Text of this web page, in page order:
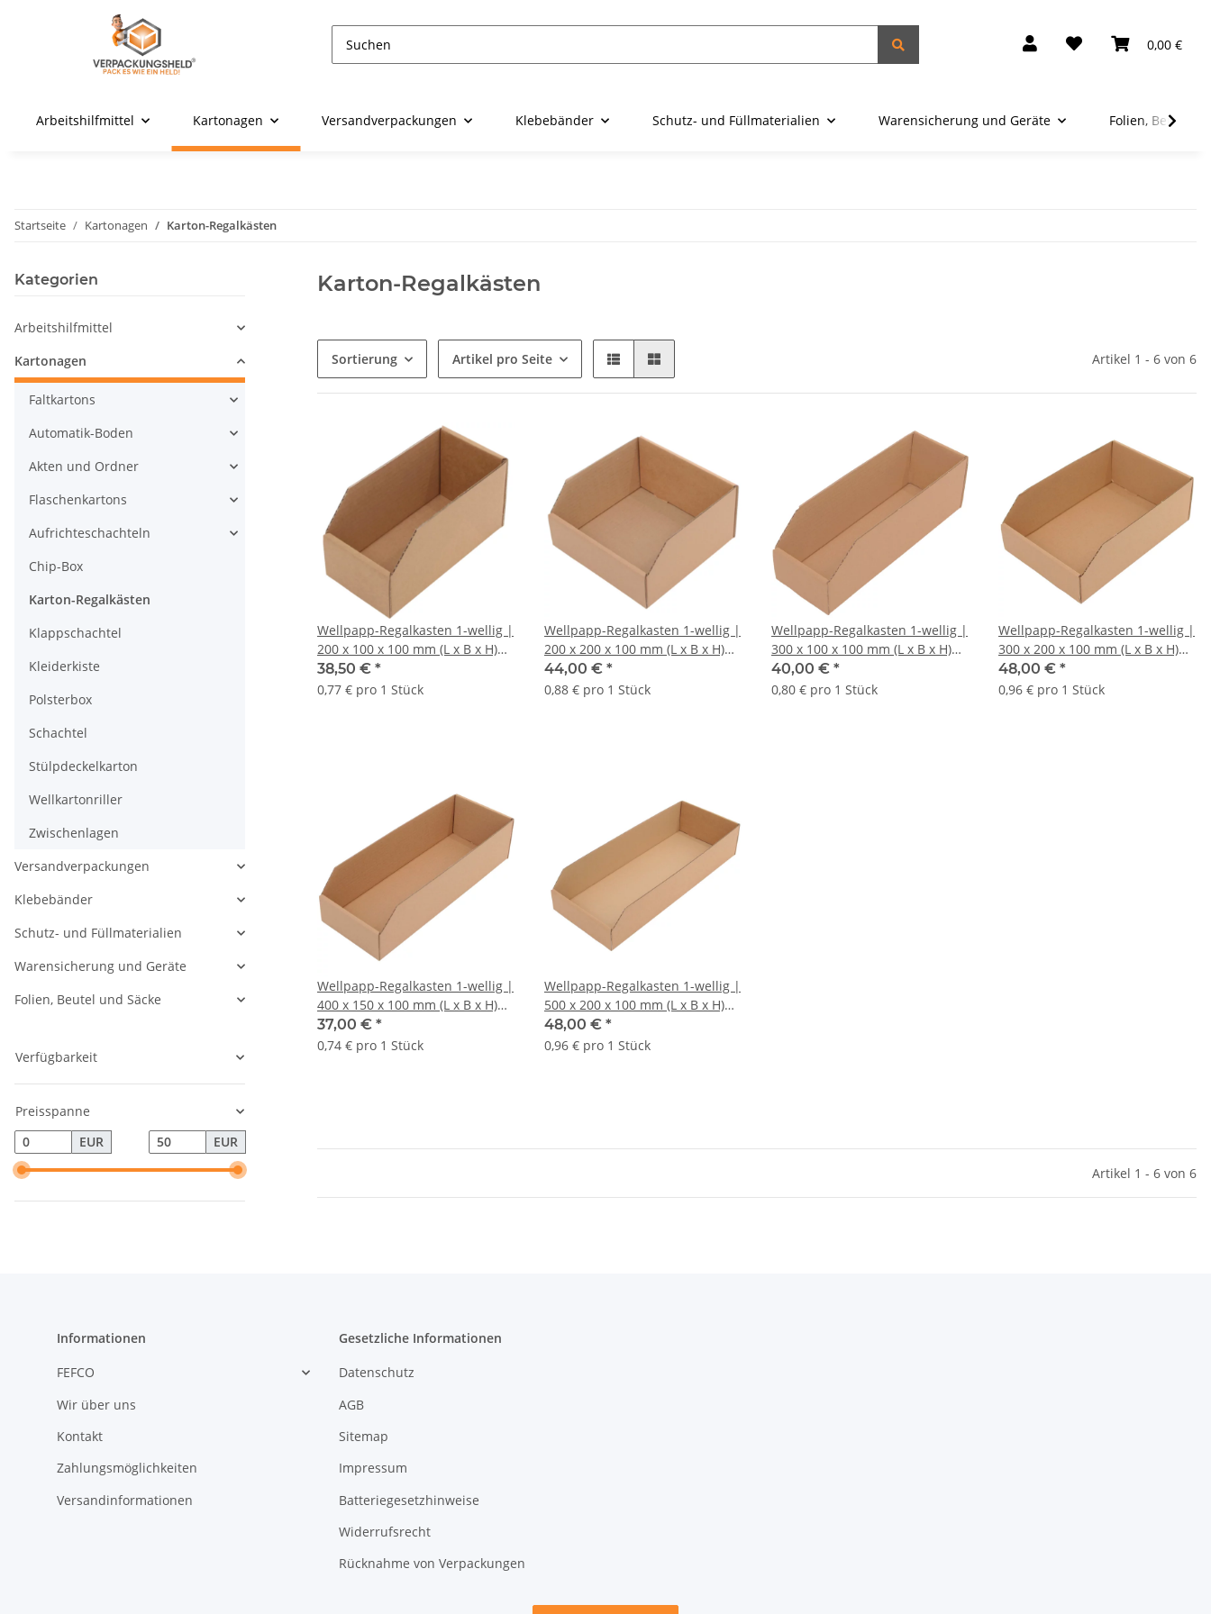
0,00 €
Arbeitshilfmittel Kartonagen Versandverpackungen Klebebänder Schutz- und Füllmaterialien Warensicherung und Geräte Folien, Beutel
Startseite Kartonagen Karton-Regalkästen
Karton-Regalkästen
Sortierung Artikel pro Seite Artikel 1 - 6 von 6
Wellpapp-Regalkasten 1-wellig |
200 x 100 x 100 mm (L x B x H)
Außenmaß | VE = 50 Stk.
38,50 € *
0,77 € pro 1 Stück
Wellpapp-Regalkasten 1-wellig |
200 x 200 x 100 mm (L x B x H)
Außenmaß | VE = 50 Stk.
44,00 € *
0,88 € pro 1 Stück
Wellpapp-Regalkasten 1-wellig |
300 x 100 x 100 mm (L x B x H)
Außenmaß | VE = 50 Stk.
40,00 € *
0,80 € pro 1 Stück
Wellpapp-Regalkasten 1-wellig |
300 x 200 x 100 mm (L x B x H)
Außenmaß | VE = 50 Stk.
48,00 € *
0,96 € pro 1 Stück
Wellpapp-Regalkasten 1-wellig |
400 x 150 x 100 mm (L x B x H)
Außenmaß | VE = 50 Stk.
37,00 € *
0,74 € pro 1 Stück
Wellpapp-Regalkasten 1-wellig |
500 x 200 x 100 mm (L x B x H)
Außenmaß | VE = 50 Stk.
48,00 € *
0,96 € pro 1 Stück
Artikel 1 - 6 von 6
Kategorien
Arbeitshilfmittel
Kartonagen
Faltkartons
Automatik-Boden
Akten und Ordner
Flaschenkartons
Aufrichteschachteln
Chip-Box
Karton-Regalkästen
Klappschachtel
Kleiderkiste
Polsterbox
Schachtel
Stülpdeckelkarton
Wellkartonriller
Zwischenlagen
Versandverpackungen
Klebebänder
Schutz- und Füllmaterialien
Warensicherung und Geräte
Folien, Beutel und Säcke
Verfügbarkeit
Preisspanne
EUR
EUR
Informationen
FEFCO
Wir über uns
Kontakt
Zahlungsmöglichkeiten
Versandinformationen
Gesetzliche Informationen
Datenschutz
AGB
Sitemap
Impressum
Batteriegesetzhinweise
Widerrufsrecht
Rücknahme von Verpackungen